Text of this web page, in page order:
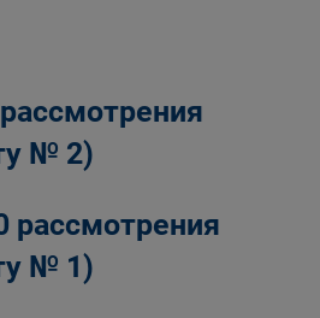
№ 2)
рассмотрения
№ 1)